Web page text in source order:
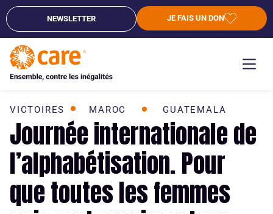
NEWSLETTER JE FAIS UN DON
VICTOIRES MAROC GUATEMALA
Journée internationale de
l’alphabétisation. Pour
que toutes les femmes